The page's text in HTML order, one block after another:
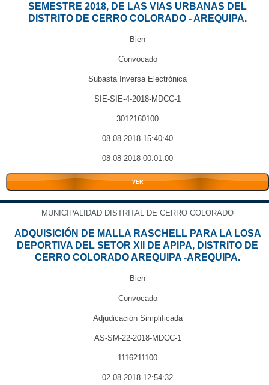
SEMESTRE 2018, DE LAS VIAS URBANAS DEL
DISTRITO DE CERRO COLORADO - AREQUIPA.
Bien
Convocado
Subasta Inversa Electrónica
SIE-SIE-4-2018-MDCC-1
3012160100
08-08-2018 15:40:40
08-08-2018 00:01:00
VER
MUNICIPALIDAD DISTRITAL DE CERRO COLORADO
ADQUISICIÓN DE MALLA RASCHELL PARA LA LOSA
DEPORTIVA DEL SETOR XII DE APIPA, DISTRITO DE
CERRO COLORADO AREQUIPA -AREQUIPA.
Bien
Convocado
Adjudicación Simplificada
AS-SM-22-2018-MDCC-1
1116211100
02-08-2018 12:54:32